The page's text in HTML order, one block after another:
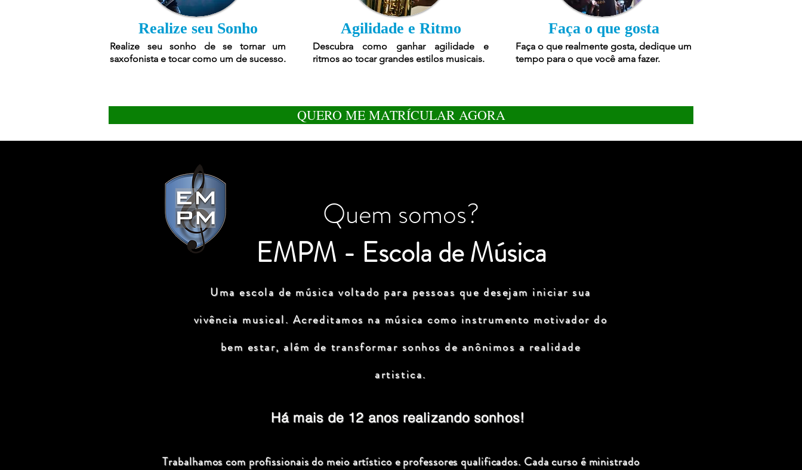
Realize seu Sonho
Realize seu sonho de se tornar um
saxofonista e tocar como um de sucesso.
Agilidade e Ritmo
Descubra como ganhar agilidade e
ritmos ao tocar grandes estilos musicais.
Faça o que gosta
Faça o que realmente gosta, dedique um
tempo para o que você ama fazer.
QUERO ME MATRÍCULAR AGORA
Quem somos?
EMPM - Escola de Música
Uma escola de música voltado para pessoas que desejam iniciar sua
vivência musical. Acreditamos na música como instrumento motivador do
bem estar, além de transformar sonhos de anônimos a realidade
artistica.
Há mais de 12 anos realizando sonhos!
Trabalhamos com profissionais do meio artístico e professores qualificados. Cada curso é ministrado